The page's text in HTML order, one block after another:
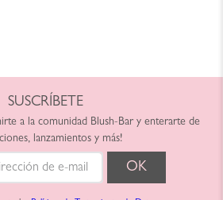
SUSCRÍBETE
a la comunidad Blush-Bar y enterarte de
lanzamientos y más!